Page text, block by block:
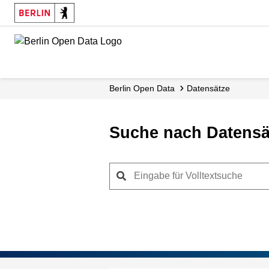
Skip
main
Berlin Open Data Datensätze
Suche nach